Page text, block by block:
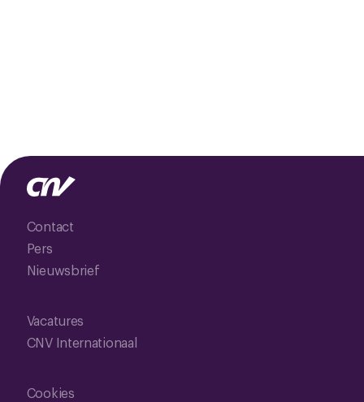
Contact
Pers
Nieuwsbrief
Vacatures
CNV Internationaal
Cookies